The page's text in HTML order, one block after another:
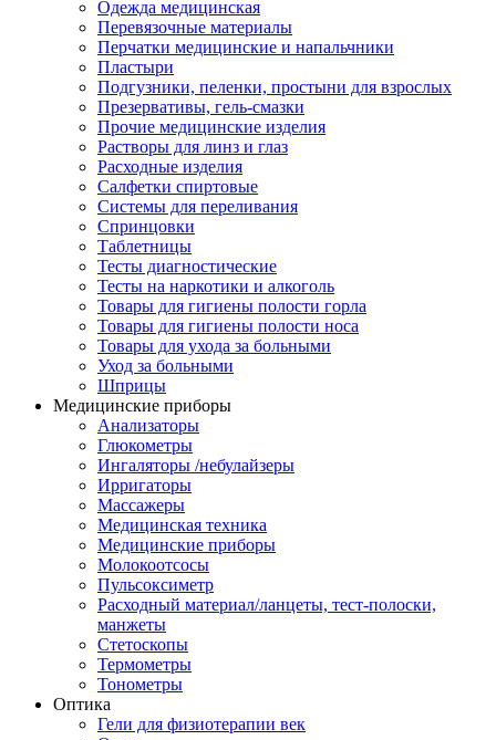
Одежда медицинская
Перевязочные материалы
Перчатки медицинские и напальчники
Пластыри
Подгузники, пеленки, простыни для взрослых
Презервативы, гель-смазки
Прочие медицинские изделия
Растворы для линз и глаз
Расходные изделия
Салфетки спиртовые
Системы для переливания
Спринцовки
Таблетницы
Тесты диагностические
Тесты на наркотики и алкоголь
Товары для гигиены полости горла
Товары для гигиены полости носа
Товары для ухода за больными
Уход за больными
Шприцы
Медицинские приборы
Анализаторы
Глюкометры
Ингаляторы /небулайзеры
Ирригаторы
Массажеры
Медицинская техника
Медицинские приборы
Молокоотсосы
Пульсоксиметр
Расходный материал/ланцеты, тест-полоски,
манжеты
Стетоскопы
Термометры
Тонометры
Оптика
Гели для физиотерапии век